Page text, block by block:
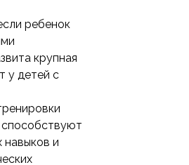
ребенок
крупная
у детей с
и